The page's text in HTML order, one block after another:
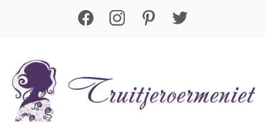
facebook instagram pinterest twitter